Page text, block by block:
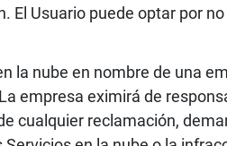
El Usuario puede optar por
la nube en nombre de una
empresa eximirá de
cualquier reclamación,